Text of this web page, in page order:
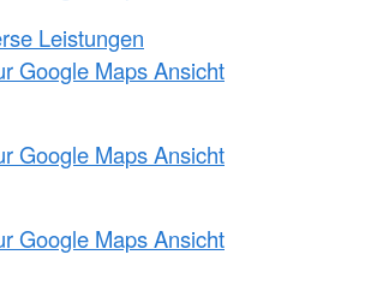
Leistungen
Google Maps Ansicht
Google Maps Ansicht
Google Maps Ansicht